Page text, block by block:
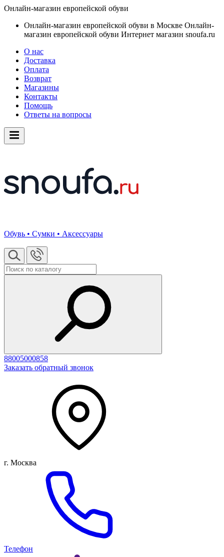
Онлайн-магазин европейской обуви
Онлайн-магазин европейской обуви в Москве Онлайн-
магазин европейской обуви Интернет магазин snoufa.ru
О нас
Доставка
Оплата
Возврат
Магазины
Контакты
Помощь
Ответы на вопросы
Обувь • Сумки • Аксессуары
88005000858
Заказать обратный звонок
г. Москва
Телефон